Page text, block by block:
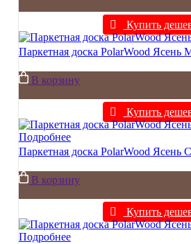
Купить
Паркетная доска PolarWood Ясень
В корзину
Купить
Подробнее
Паркетная доска PolarWood Ясень
В корзину
Купить
Подробнее